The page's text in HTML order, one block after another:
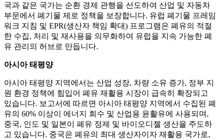
국과 같은 국가는 순환 경제 관행을 선도하여 산업 및 자동차
부문에서 폐기물 제로 정책을 보장합니다. 유럽 ​​폐기물 프레임
워크 지침 및 EPR(생산자 책임 확대) 프로그램은 폐유의 적절
한 수집, 처리 및 재사용을 의무화하여 유럽을 지속 가능한 폐
유 관리의 허브로 만듭니다.
아시아 태평양
아시아 태평양 지역에서는 산업 성장, 차량 소유 증가, 정부 지
원 환경 정책에 힘입어 폐유 재활용 시장이 급속히 확장되고
있습니다. 보고서에 따르면 아시아 태평양 지역에서 수집된 폐
유의 60% 이상이 에너지 회수 및 산업용 윤활유에 사용되며,
중국, 인도 및 일본이 폐유 정제 및 바이오디젤 생산을 주도하
고 있습니다. 중국은 폐유의 최대 생산자이자 재활용 국가로,